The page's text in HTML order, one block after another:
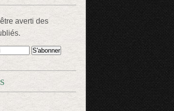
averti des